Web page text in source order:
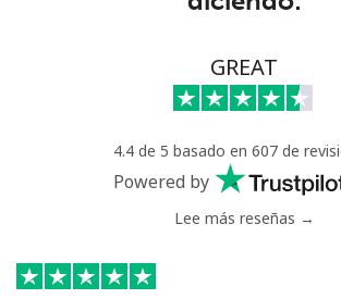
GREAT
4.4 de 5 basado en 607 de
Powered by
Lee más reseñas →